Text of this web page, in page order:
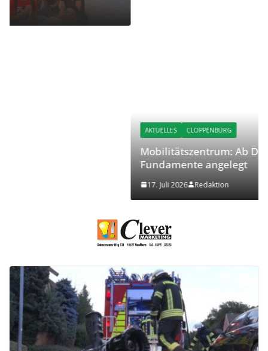
Mobilitätszentrum: Ab Dienstag werden die